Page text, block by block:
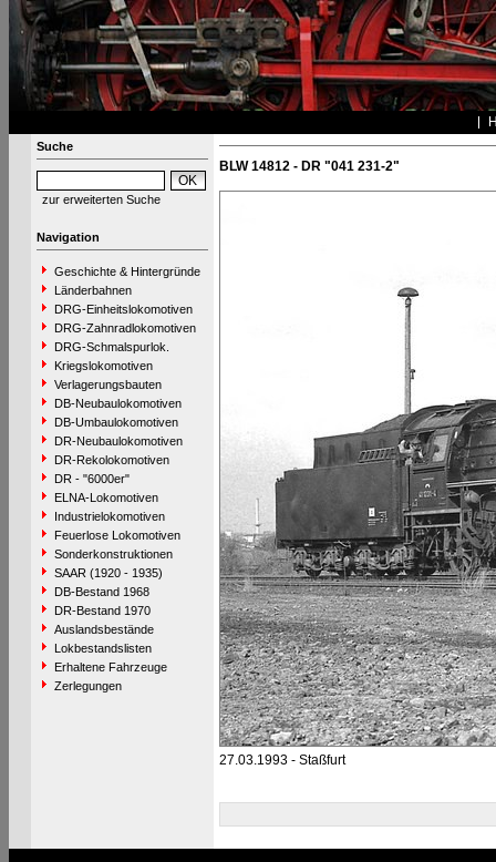
Suche
zur erweiterten Suche
Navigation
Geschichte & Hintergründe
Länderbahnen
DRG-Einheitslokomotiven
DRG-Zahnradlokomotiven
DRG-Schmalspurlok.
Kriegslokomotiven
Verlagerungsbauten
DB-Neubaulokomotiven
DB-Umbaulokomotiven
DR-Neubaulokomotiven
DR-Rekolokomotiven
DR - "6000er"
ELNA-Lokomotiven
Industrielokomotiven
Feuerlose Lokomotiven
Sonderkonstruktionen
SAAR (1920 - 1935)
DB-Bestand 1968
DR-Bestand 1970
Auslandsbestände
Lokbestandslisten
Erhaltene Fahrzeuge
Zerlegungen
BLW 14812 - DR "041 231-2"
27.03.1993 - Staßfurt